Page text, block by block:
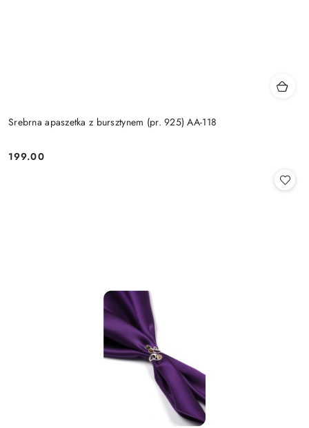
Srebrna apaszetka z bursztynem (pr. 925) AA-118
Cena:
199.00